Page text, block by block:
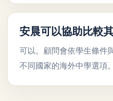
安晨可以協助比較
可以。顧問會依學生條件
不同國家的海外中學選項。